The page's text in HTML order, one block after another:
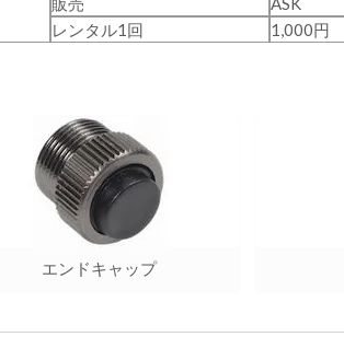
レンタル1回
1,000円
エンドキャップ